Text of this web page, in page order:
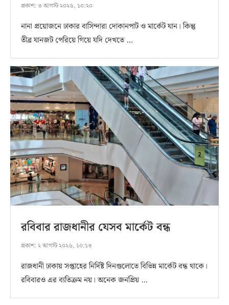
প্রকাশ: ৩ আগস্ট ২০২৬, ১০:২০
নানা প্রয়োজনে ঢাকার বাসিন্দারা দোকানপাট ও মার্কেট যান। কিন্তু
তীব্র যানজট পেরিয়ে গিয়ে যদি দেখতে …
রবিবার রাজধানীর যেসব মার্কেট বন্ধ
প্রকাশ: ২ আগস্ট ২০২৬, ১০:১৩
রাজধানী ঢাকায় সপ্তাহের নির্দিষ্ট দিনগুলোতে বিভিন্ন মার্কেট বন্ধ থাকে।
রবিবারও এর ব্যতিক্রম নয়। অনেক জনপ্রিয় …